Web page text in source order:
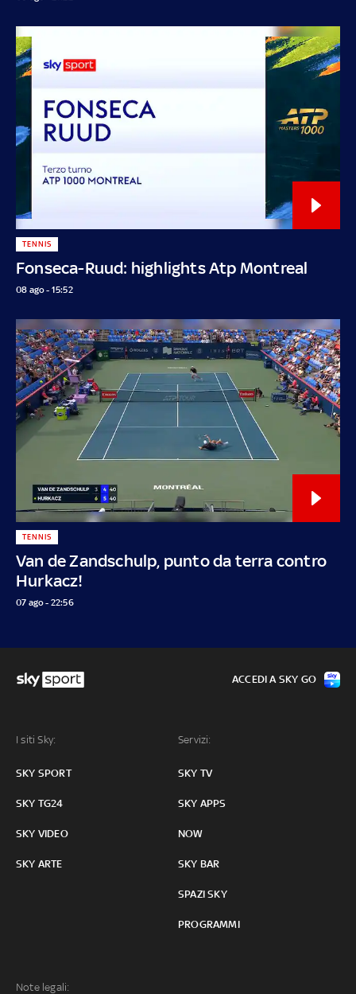
Fonseca-Ruud: highlights Atp Montreal
TENNIS
08 ago - 15:52
Van de Zandschulp, punto da terra contro
Hurkacz!
TENNIS
07 ago - 22:56
I siti Sky:
SKY SPORT
SKY TG24
SKY VIDEO
SKY ARTE
Servizi:
SKY TV
SKY APPS
NOW
SKY BAR
SPAZI SKY
PROGRAMMI
Note legali:
ACCEDI A SKY GO